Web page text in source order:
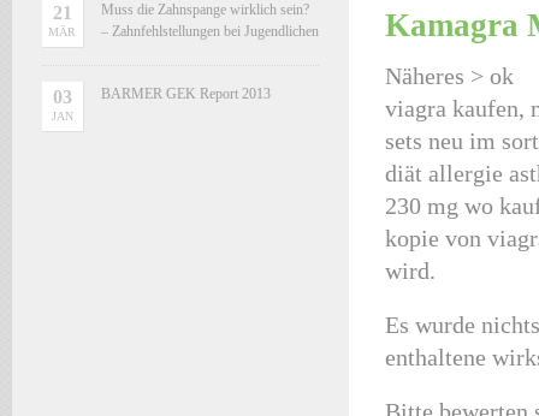
Kamagra
Näheres > ok
viagra kaufen,
sets neu im
diät allergie
230 mg wo
kopie von
wird.
Es wurde
enthaltene
21
MÄR
Muss die Zahnspange wirklich sein?
– Zahnfehlstellungen bei Jugendlichen
03
JAN
BARMER GEK Report 2013